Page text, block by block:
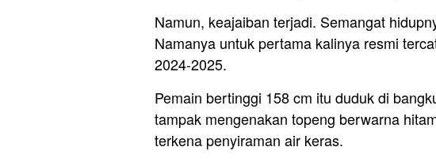
Namun, keajaiban terjadi. Semangat
Namanya untuk pertama kalinya resmi
2024-2025.
Pemain bertinggi 158 cm itu duduk di
tampak mengenakan topeng berwarna
terkena penyiraman air keras.